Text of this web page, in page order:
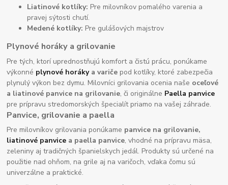
Liatinové kotlíky: Pre milovníkov pomalého varenia a
pravej sýtosti chutí.
Medené kotlíky: Pre gulášových majstrov
Plynové horáky a grilovanie
Pre tých, ktorí uprednostňujú komfort a čistú prácu, ponúkame
výkonné plynové horákya variče pod kotlíky, ktoré zabezpečia
plynulý výkon bez dymu. Milovníci grilovania ocenia naše oceľové
a liatinové panvice na grilovanie, či originálne Paella panvice
pre prípravu stredomorských špecialít priamo na vašej záhrade.
Panvice, grilovanie a paella
Pre milovníkov grilovania ponúkame panvice na grilovanie,
liatinové panvice a paella panvice, vhodné na prípravu mäsa,
zeleniny aj tradičných španielskych jedál. Produkty sú určené na
použitie nad ohňom, na grile aj na varičoch, vďaka čomu sú
univerzálne a praktické.